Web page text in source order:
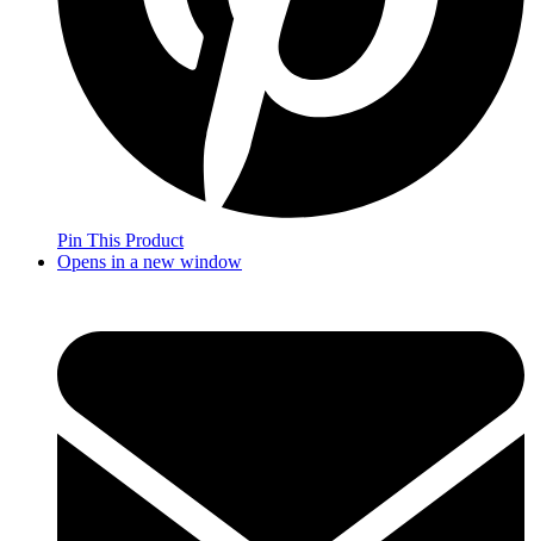
Pin This Product
Opens in a new window